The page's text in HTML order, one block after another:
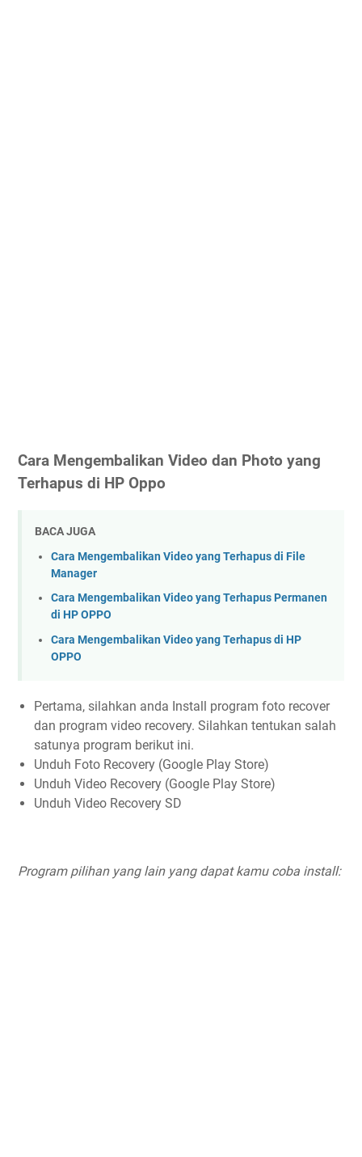
Cara Mengembalikan Video dan Photo yang
Terhapus di HP Oppo
BACA JUGA
Cara Mengembalikan Video yang Terhapus di File
Manager
Cara Mengembalikan Video yang Terhapus Permanen
di HP OPPO
Cara Mengembalikan Video yang Terhapus di HP
OPPO
Pertama, silahkan anda Install program foto recover
dan program video recovery. Silahkan tentukan salah
satunya program berikut ini.
Unduh Foto Recovery (Google Play Store)
Unduh Video Recovery (Google Play Store)
Unduh Video Recovery SD
Program pilihan yang lain yang dapat kamu coba install: